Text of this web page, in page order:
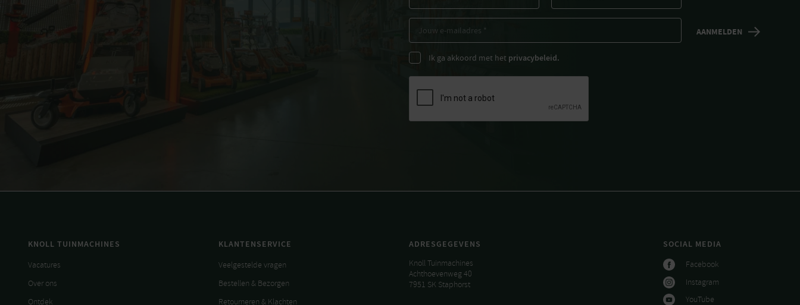
Ik ga akkoord met het privacybeleid.
KNOLL TUINMACHINES
Vacatures
Over ons
Ontdek
KLANTENSERVICE
Veelgestelde vragen
Bestellen & Bezorgen
Retourneren & Klachten
ADRESGEGEVENS
Knoll Tuinmachines
Achthoevenweg 40
7951 SK Staphorst
SOCIAL MEDIA
Facebook
Instagram
YouTube